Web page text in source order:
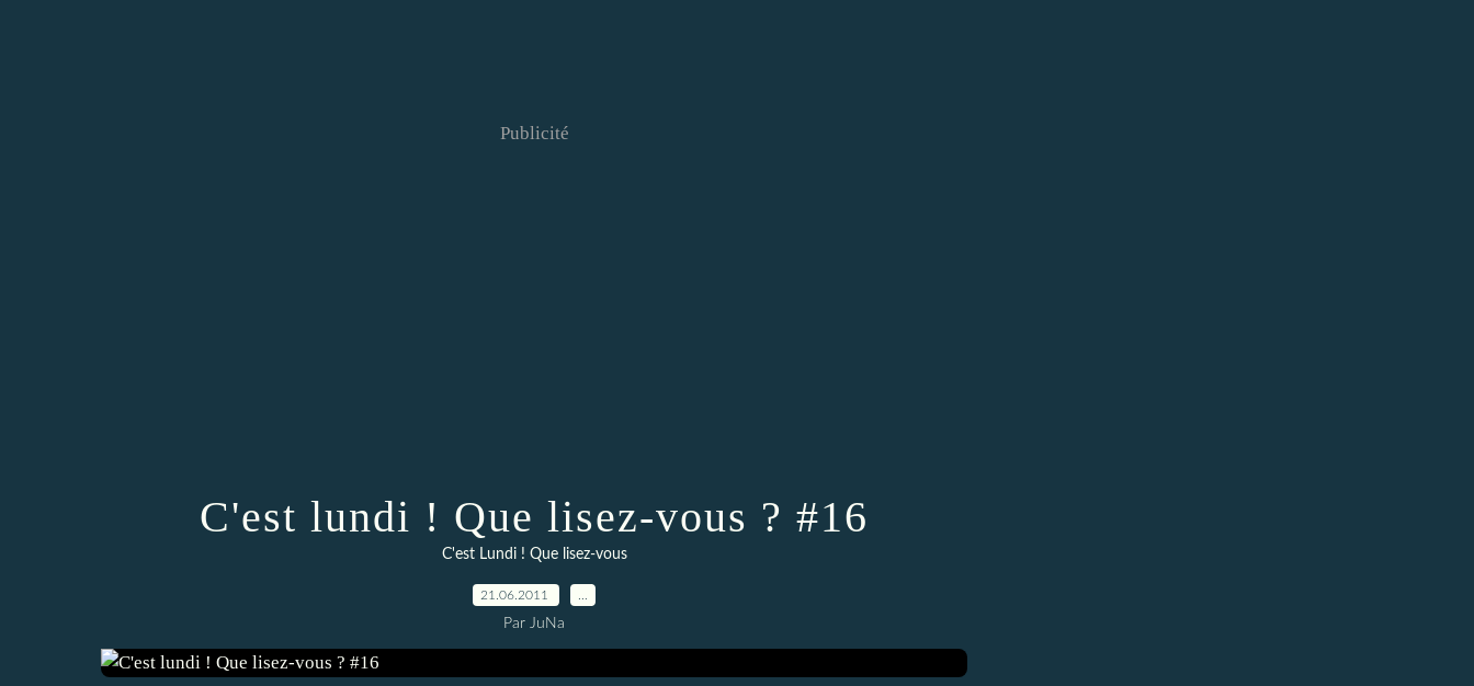
Publicité
C'est lundi ! Que lisez-vous ? #16
C'est Lundi ! Que lisez-vous
21.06.2011
Par JuNa